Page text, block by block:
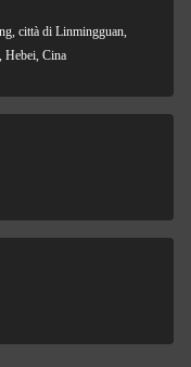
città di Linmingguan,
Hebei, Cina